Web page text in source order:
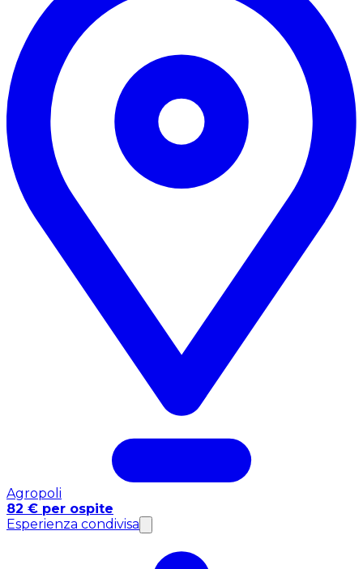
Agropoli
82 € per ospite
Esperienza condivisa